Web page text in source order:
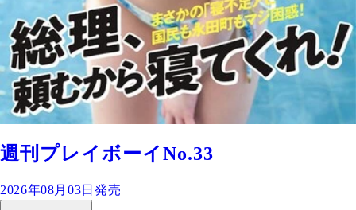
週刊プレイボーイNo.33
2026年08月03日発売